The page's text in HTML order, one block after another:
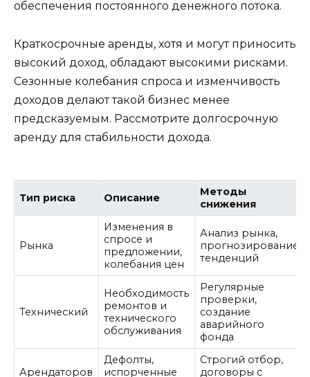
обеспечения постоянного денежного потока.
Краткосрочные аренды, хотя и могут приносить
высокий доход, обладают высокими рисками.
Сезонные колебания спроса и изменчивость
доходов делают такой бизнес менее
предсказуемым. Рассмотрите долгосрочную
аренду для стабильности дохода.
Тип риска Описание
Методы
снижения
Рынка
Изменения в
спросе и
предложении,
колебания цен
Анализ рынка,
прогнозирование
тенденций
Технический
Необходимость
ремонтов и
технического
обслуживания
Регулярные
проверки,
создание
аварийного
фонда
Арендаторов
Дефолты,
испорченные
Строгий отбор,
договоры с